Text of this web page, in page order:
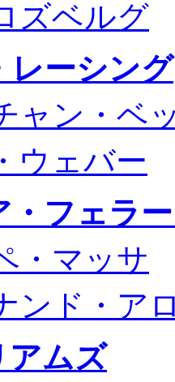
ズベルグ
レーシング
ャン・ベ
ウェバー
・フェラ
・マッサ
ンド・ア
アムズ